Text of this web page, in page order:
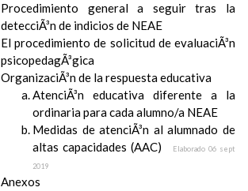
Procedimiento general a seguir tras la
detecciÃ³n de indicios de NEAE
El procedimiento de solicitud de evaluaciÃ³n
psicopedagÃ³gica
OrganizaciÃ³n de la respuesta educativa
AtenciÃ³n educativa diferente a la
ordinaria para cada alumno/a NEAE
Medidas de atenciÃ³n al alumnado de
altas capacidades (AAC)
Elaborado 06 sept
2019
Anexos